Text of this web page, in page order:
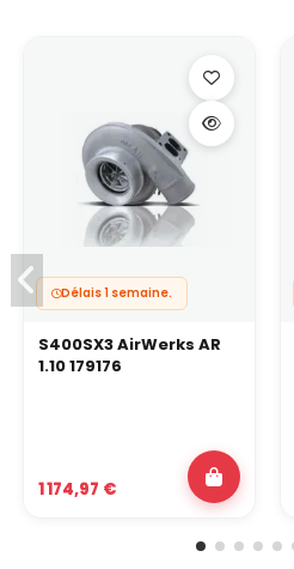
Délais 1 semaine.
S400SX3 AirWerks AR
1.10 179176
1 174,97 €